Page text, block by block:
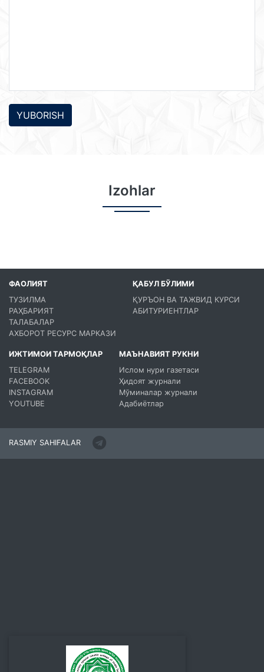
YUBORISH
Izohlar
ФАОЛИЯТ
ТУЗИЛМА
РАҲБАРИЯТ
ТАЛАБАЛАР
АХБОРОТ РЕСУРС МАРКАЗИ
ҚАБУЛ БЎЛИМИ
ҚУРЪОН ВА ТАЖВИД КУРСИ
АБИТУРИЕНТЛАР
ИЖТИМОИ ТАРМОҚЛАР
TELEGRAM
FACEBOOK
INSTAGRAM
YOUTUBE
МАЪНАВИЯТ РУКНИ
Ислом нури газетаси
Ҳидоят журнали
Мўминалар журнали
Адабиётлар
RASMIY SAHIFALAR